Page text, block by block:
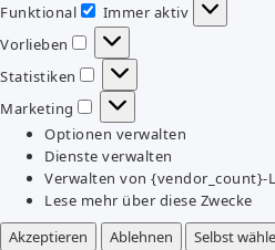
Funktional
Funktional
Immer aktiv
Vorlieben
Vorlieben
Statistiken
Statistiken
Marketing
Marketing
Optionen verwalten
Dienste verwalten
Verwalten von {vendor_count}-
Lese mehr über diese Zwecke
Akzeptieren
Ablehnen Selbst